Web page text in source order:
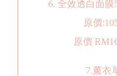
6. 全效透白面膜
原價
原價
7.薰衣